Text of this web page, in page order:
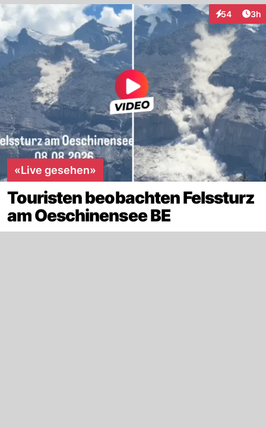
54
Interaktionen
3h
«Live gesehen»
Touristen beobachten Felssturz
am Oeschinensee BE